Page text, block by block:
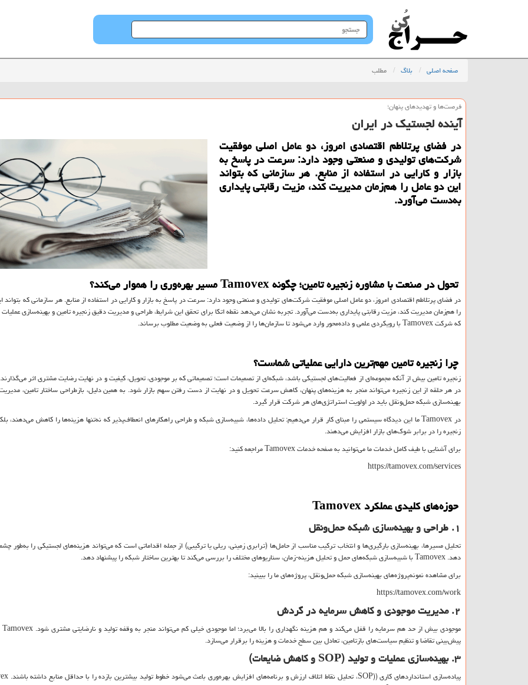
جستجو
در
صفحه اصلی بلاگ مطلب
فرصت‌ها و تهدیدهای پنهان؛
آینده لجستیک در ایران
در فضای پرتلاطم اقتصادی امروز، دو عامل اصلی موفقیت
شرکت‌های تولیدی و صنعتی وجود دارد: سرعت در پاسخ به
بازار و کارایی در استفاده از منابع. هر سازمانی که بتواند
این دو عامل را هم‌زمان مدیریت کند، مزیت رقابتی پایداری
به‌دست می‌آورد.
تحول در صنعت با مشاوره زنجیره تامین؛ چگونهTamovexمسیر بهره‌وری را هموار می‌کند؟
در فضای پرتلاطم اقتصادی امروز، دو عامل اصلی موفقیت شرکت‌های تولیدی و صنعتی وجود دارد: سرعت در پاسخ به بازار و کارایی در استفاده از منابع. هر سازمانی که بتواند
را هم‌زمان مدیریت کند، مزیت رقابتی پایداری به‌دست می‌آورد. تجربه نشان می‌دهد نقطه اتکا برای تحقق این شرایط، طراحی و مدیریت دقیق زنجیره تامین و بهینه‌سازی
که شرکتTamovexبا رویکردی علمی و داده‌محور وارد می‌شود تا سازمان‌ها را از وضعیت فعلی به وضعیت مطلوب برساند.
چرا زنجیره تامین مهم‌ترین دارایی عملیاتی شماست؟
زنجیره تامین بیش از آنکه مجموعه‌ای از فعالیت‌های لجستیکی باشد، شبکه‌ای از تصمیمات است؛ تصمیماتی که بر موجودی، تحویل، کیفیت و در نهایت رضایت مشتری اثر
در هر حلقه از این زنجیره می‌تواند منجر به هزینه‌های پنهان، کاهش سرعت تحویل و در نهایت از دست رفتن سهم بازار شود. به همین دلیل، بازطراحی ساختار تامین،
بهینه‌سازی شبکه حمل‌ونقل باید در اولویت استراتژی‌های هر شرکت قرار گیرد.
درTamovexما این دیدگاه سیستمی را مبنای کار قرار می‌دهیم: تحلیل داده‌ها، شبیه‌سازی شبکه و طراحی راهکارهای انعطاف‌پذیر که نه‌تنها هزینه‌ها را کاهش می‌دهند،
زنجیره را در برابر شوک‌های بازار افزایش می‌دهند.
برای آشنایی با طیف کامل خدمات ما می‌توانید به صفحه خدماتTamovexمراجعه کنید:
https://tamovex.com/services
حوزه‌های کلیدی عملکردTamovex
۱. طراحی و بهینه‌سازی شبکه حمل‌ونقل
تحلیل مسیرها، بهینه‌سازی بارگیری‌ها و انتخاب ترکیب مناسب از حامل‌ها (ترابری زمینی، ریلی یا ترکیبی) از جمله اقداماتی است که می‌تواند هزینه‌های لجستیکی را به‌طور
دهد.Tamovexبا شبیه‌سازی شبکه‌های حمل و تحلیل هزینه-زمان، سناریوهای مختلف را بررسی می‌کند تا بهترین ساختار شبکه را پیشنهاد دهد.
برای مشاهده نمونه‌پروژه‌های بهینه‌سازی شبکه حمل‌ونقل، پروژه‌های ما را ببینید:
https://tamovex.com/work
۲. مدیریت موجودی و کاهش سرمایه در گردش
موجودی بیش از حد هم سرمایه را قفل می‌کند و هم هزینه نگهداری را بالا می‌برد؛ اما موجودی خیلی کم می‌تواند منجر به وقفه تولید و نارضایتی مشتری شود.Tamovex
پیش‌بینی تقاضا و تنظیم سیاست‌های بازتامین، تعادل بین سطح خدمات و هزینه را برقرار می‌سازد.
۳. بهینه‌سازی عملیات و تولید ( SOPو کاهش ضایعات)
پیاده‌سازی استانداردهای کاری (SOP)، تحلیل نقاط اتلاف ارزش و برنامه‌های افزایش بهره‌وری باعث می‌شود خطوط تولید بیشترین بازده را با حداقل منابع داشته باشند.